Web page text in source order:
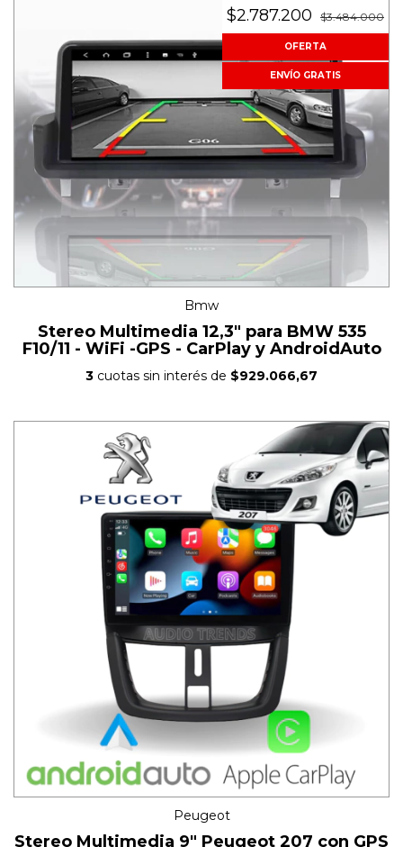
$2.787.200 $3.484.000
OFERTA
ENVÍO GRATIS
Bmw
Stereo Multimedia 12,3" para BMW 535
F10/11 - WiFi -GPS - CarPlay y AndroidAuto
3 cuotas sin interés de $929.066,67
Peugeot
Stereo Multimedia 9" Peugeot 207 con GPS